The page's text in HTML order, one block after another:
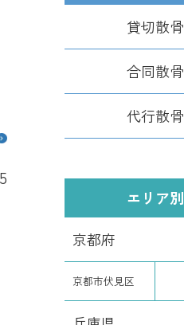
貸切散骨
合同散骨
代行散骨
エリア別
京都府
京都市伏見区